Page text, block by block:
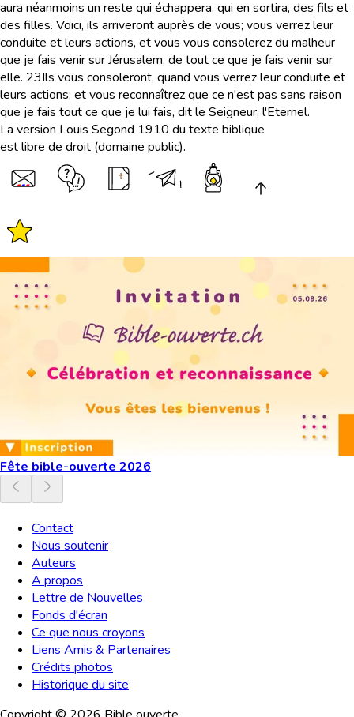
aura néanmoins un reste qui échappera, qui en sortira, des fils et
des filles. Voici, ils arriveront auprès de vous; vous verrez leur
conduite et leurs actions, et vous vous consolerez du malheur
que je fais venir sur Jérusalem, de tout ce que je fais venir sur
elle. 23Ils vous consoleront, quand vous verrez leur conduite et
leurs actions; et vous reconnaîtrez que ce n'est pas sans raison
que je fais tout ce que je lui fais, dit le Seigneur, l'Eternel.
La version Louis Segond 1910 du texte biblique
est libre de droit (domaine public).
Fête bible-ouverte 2026
Contact
Nous soutenir
Auteurs
A propos
Lettre de Nouvelles
Fonds d'écran
Ce que nous croyons
Liens Amis & Partenaires
Crédits photos
Historique du site